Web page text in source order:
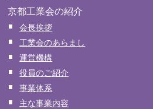
京都工業会の紹介
会長挨拶
工業会のあらまし
運営機構
役員のご紹介
事業体系
主な事業内容